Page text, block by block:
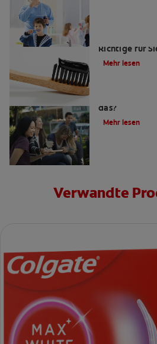
Richtige für
Mehr lesen
das?
Mehr lesen
Verwandte